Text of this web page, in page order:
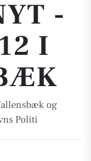
-
I
og
Politi